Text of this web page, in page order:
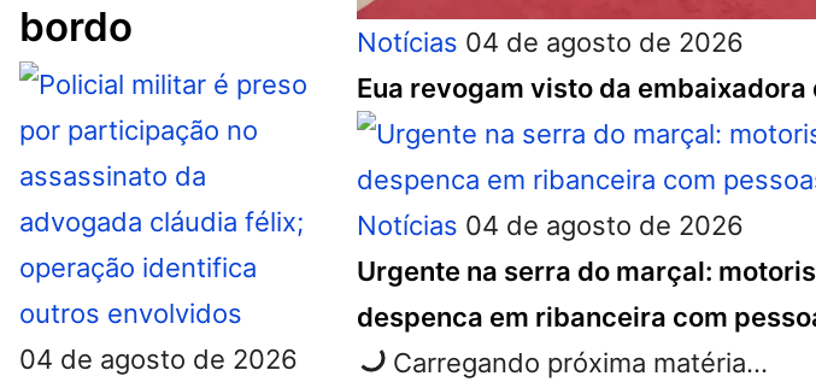
bordo
04 de agosto de 2026
Notícias 04 de agosto de 2026
Eua revogam visto da embaixadora
Notícias 04 de agosto de 2026
Urgente na serra do marçal:
despenca em ribanceira com
Carregando próxima matéria...